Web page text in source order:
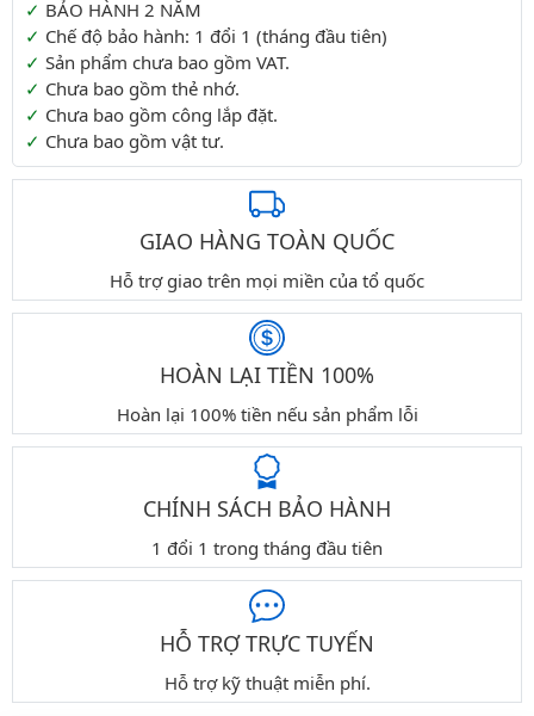
Thông tin thêm
BẢO HÀNH 2 NĂM
Chế độ bảo hành: 1 đổi 1 (tháng đầu tiên)
Sản phẩm chưa bao gồm VAT.
Chưa bao gồm thẻ nhớ.
Chưa bao gồm công lắp đặt.
Chưa bao gồm vật tư.
GIAO HÀNG TOÀN QUỐC
Hỗ trợ giao trên mọi miền của tổ quốc
HOÀN LẠI TIỀN 100%
Hoàn lại 100% tiền nếu sản phẩm lỗi
CHÍNH SÁCH BẢO HÀNH
1 đổi 1 trong tháng đầu tiên
HỖ TRỢ TRỰC TUYẾN
Hỗ trợ kỹ thuật miễn phí.